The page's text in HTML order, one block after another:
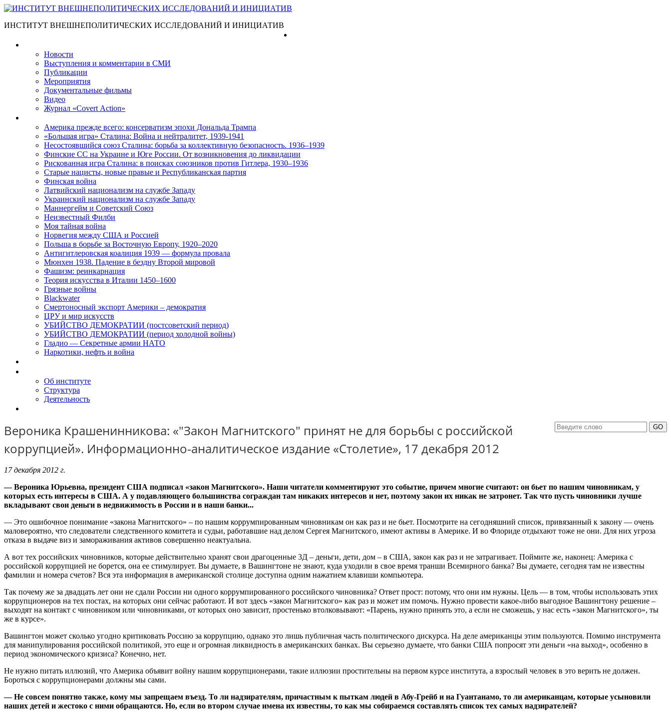
ИНСТИТУТ ВНЕШНЕПОЛИТИЧЕСКИХ ИССЛЕДОВАНИЙ И ИНИЦИАТИВ
Новости
Выступления и коммента­рии в СМИ
Публикации
Мероприятия
Документальные фильмы
Видео
Журнал «Covert Action»
Америка прежде всего: консерватизм эпохи Дональда Трампа
«Большая игра» Сталина: Война и нейтралитет, 1939-1941
Несостоявшийся союз Сталина: борьба за коллективную безопасность. 1936–1939
Финские СС на Украине и Юге России. От возникновения до ликвидации
Рискованная игра Сталина: в поисках союзников против Гитлера, 1930–1936
Старые нацисты, новые правые и Республиканская партия
Финская война
Латвийский национализм на службе Западу
Украинский национализм на службе Западу
Маннергейм и Советский Союз
Неизвестный Филби
Моя тайная война
Норвегия между США и Россией
Польша в борьбе за Восточную Европу, 1920–2020
Антигитлеровская коалиция 1939 — формула провала
Мюнхен 1938. Падение в бездну Второй мировой
Фашизм: реинкарнация
Теория искусства в Италии 1450–1600
Грязные войны
Blackwater
Смертоносный экспорт Америки – демократия
ЦРУ и мир искусств
УБИЙСТВО ДЕМОКРАТИИ (постсоветский период)
УБИЙСТВО ДЕМОКРАТИИ (период холодной войны)
Гладио — Секретные армии НАТО
Наркотики, нефть и война
Об институте
Структура
Деятельность
Вероника Крашенинникова: «"Закон Магнитского" принят не для борьбы с российской
коррупцией». Информационно-аналитическое издание «Столетие», 17 декабря 2012
17 декабря 2012 г.
— Вероника Юрьевна, президент США подписал «закон Магнитского». Наши читатели комментируют это событие, причем многие считают: он бьет по нашим чиновникам, у
которых есть интересы в США. А у подавляющего большинства сограждан там никаких интересов и нет, поэтому закон их никак не затронет. Так что пусть чиновники лучше
вкладывают свои деньги в недвижимость в России и в наши банки...
— Это ошибочное понимание «закона Магнитского» – по нашим коррумпированным чиновникам он как раз и не бьет. Посмотрите на сегодняшний список, привязанный к закону — очень
маловероятно, что следователи следственного комитета и судьи, работавшие над делом Сергея Магнитского, имеют активы в Америке. И во Флориде отдыхают тоже не они. Для них угроза
отказа в выдаче виз и замораживания активов совершенно неактуальна.
А вот тех российских чиновников, которые действительно хранят свои драгоценные 3Д – деньги, дети, дом – в США, закон как раз и не затрагивает. Поймите же, наконец: Америка с
российской коррупцией не борется, она ее стимулирует. Вы думаете, в Вашингтоне не знают, куда уходили в свое время транши Всемирного банка? Вы думаете, сегодня там не известны
фамилии и номера счетов? Вся эта информация в американской столице доступна одним нажатием клавиши компьютера.
Так почему же за двадцать лет они не сдали России ни одного коррумпированного российского чиновника? Ответ прост: потому, что они им нужны. Цель — в том, чтобы использовать этих
коррупционеров на тех постах, на которых они сейчас работают. И вот здесь «закон Магнитского» как раз и может им помочь. Нужно провести какое-либо выгодное Вашингтону решение –
выходят на контакт с чиновником или чиновниками, от которых оно зависит, простенько втолковывают: «Парень, нужно принять это, а если не сможешь, у нас есть «закон Магнитского», ты
же в курсе».
Вашингтон может сколько угодно критиковать Россию за коррупцию, однако это лишь публичная часть политического дискурса. На деле американцы этим пользуются. Помимо инструмента
для манипулирования российской политикой, это еще и огромная ликвидность в американских банках. Вы серьезно думаете, что банки США попросят эти деньги «на выход», особенно в
период экономического кризиса? Конечно, нет.
Не нужно питать иллюзий, что Америка объявит войну нашим коррупционерами, такие иллюзии простительны на первом курсе института, а взрослый человек в это верить не должен.
Бороться с коррупционерами должны мы сами.
— Не совсем понятно также, кому мы запрещаем въезд. То ли надзирателям, причастным к пыткам людей в Абу-Грейб и на Гуантанамо, то ли американцам, которые усыновили
наших детей и жестоко с ними обращаются. Но, если во втором случае имена их известны, то как мы собираемся составлять список тех самых надзирателей?